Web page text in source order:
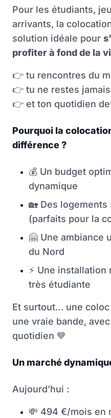
Pour les étudiants,
arrivants, la
solution idéale pour
profiter à fond de la
👉 tu rencontres du
👉 tu ne restes
👉 et ton quotidien
Pourquoi la
différence ?
💰 Un budget
dynamique
🏡 Des
(parfaits pour la
🤗 Une ambiance
du Nord
⚡ Une installation
très étudiante
Et surtout… une coloc
une vraie bande,
quotidien 💙
Un marché
Aujourd’hui :
💸 494 €/mois en